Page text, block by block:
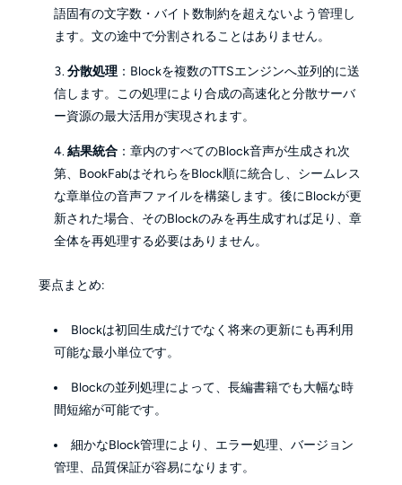
語固有の文字数・バイト数制約を超えないよう管理し
ます。文の途中で分割されることはありません。
分散処理 ：Blockを複数のTTSエンジンへ並列的に送
信します。この処理により合成の高速化と分散サーバ
ー資源の最大活用が実現されます。
結果統合 ：章内のすべてのBlock音声が生成され次
第、BookFabはそれらをBlock順に統合し、シームレス
な章単位の音声ファイルを構築します。後にBlockが更
新された場合、そのBlockのみを再生成すれば足り、章
全体を再処理する必要はありません。
要点まとめ:
Blockは初回生成だけでなく将来の更新にも再利用
可能な最小単位です。
Blockの並列処理によって、長編書籍でも大幅な時
間短縮が可能です。
細かなBlock管理により、エラー処理、バージョン
管理、品質保証が容易になります。